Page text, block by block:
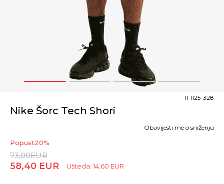
1 2 3 4
Nike Šorc Tech Shori
IF1125-328
Popust20%
73,00EUR
58,40 EUR Ušteda: 14,60 EUR
Obavijesti me o sniženju